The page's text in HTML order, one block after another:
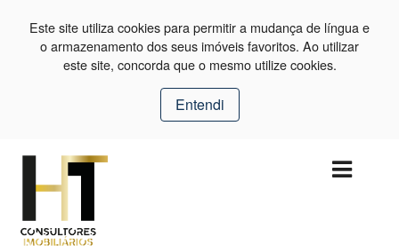
Este site utiliza cookies para permitir a mudança de língua e
o armazenamento dos seus imóveis favoritos. Ao utilizar
este site, concorda que o mesmo utilize cookies.
Entendi